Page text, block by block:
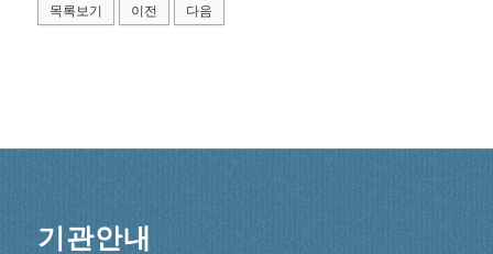
목록보기 이전 다음
기관안내